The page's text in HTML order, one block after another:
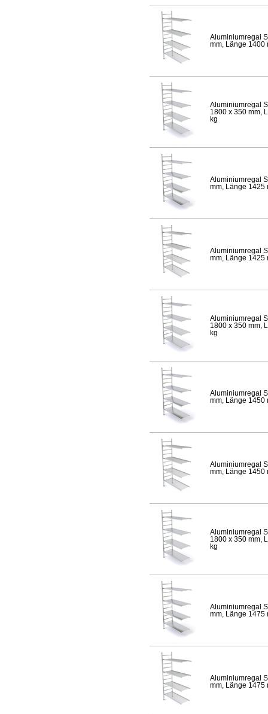
Aluminiumregal
mm, Länge 1400
Aluminiumregal
1800 x 350 mm,
kg
Aluminiumregal
mm, Länge 1425
Aluminiumregal
mm, Länge 1425
Aluminiumregal
1800 x 350 mm,
kg
Aluminiumregal
mm, Länge 1450
Aluminiumregal
mm, Länge 1450
Aluminiumregal
1800 x 350 mm,
kg
Aluminiumregal
mm, Länge 1475
Aluminiumregal
mm, Länge 1475